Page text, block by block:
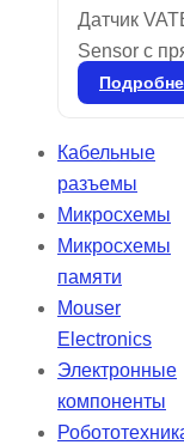
Датчик
Sensor с
делает его
для
легко
комнаты в
рабочий
прикусов, а
Кабельные
разъемы
Микросхемы
Микросхемы
памяти
Mouser
Electronics
Электронные
компоненты